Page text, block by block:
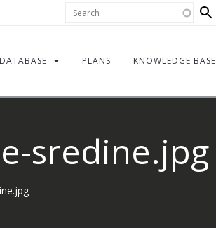
Search
form
DATABASE PLANS KNOWLEDGE BASE
sredine.jpg